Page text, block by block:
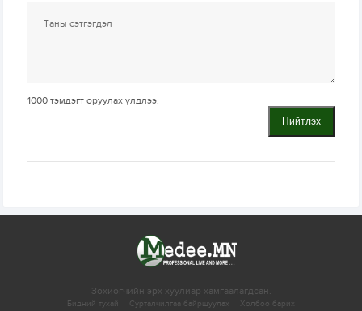
1000 тэмдэгт оруулах үлдлээ.
Нийтлэх
Зохиогчийн эрх хуулиар хамгаалагдсан.
Бидний тухай Сурталчилгаа байршуулах Холбоо барих